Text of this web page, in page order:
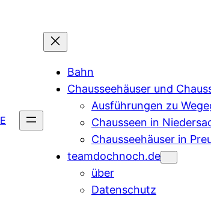
Bahn
Chausseehäuser und
Ausführungen zu
Chausseen in
Chausseehäuser in
teamdochnoch.de
über
Datenschutz